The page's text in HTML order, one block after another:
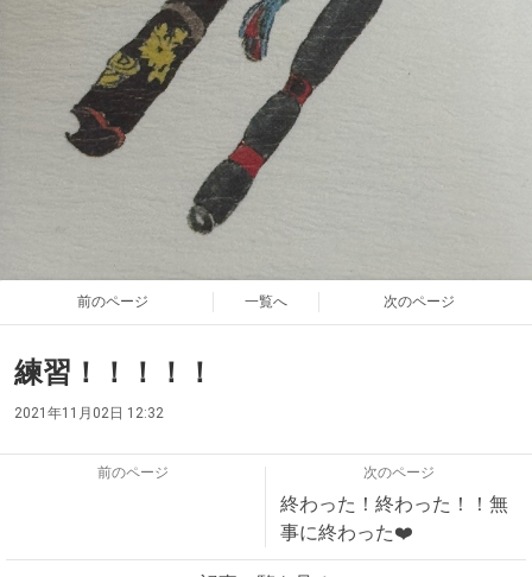
前のページ 一覧へ 次のページ
練習！！！！！
2021年11月02日 12:32
前のページ 次のページ
終わった！終わった！！無
事に終わった❤️